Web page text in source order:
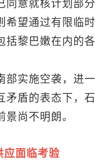
同意就核计划部
希望通过有限临
括黎巴嫩在内的
部实施空袭，进
矛盾的表态下，
尚不明朗。
应面临考验